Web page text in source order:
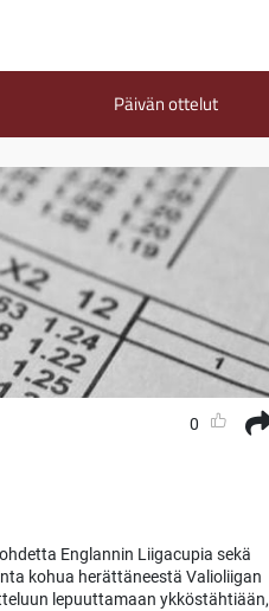
Päivän ottelut
0
Englannin Liigacupia sekä
kohua herättäneestä Valioliigan
lepuuttamaan ykköstähtiään,